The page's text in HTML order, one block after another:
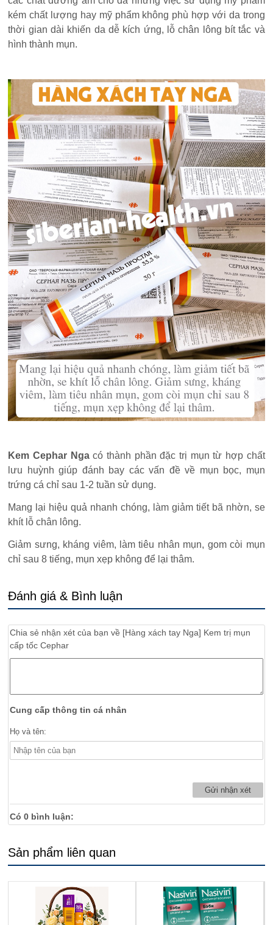
kém chất lượng hay mỹ phẩm không phù hợp với da trong
thời gian dài khiến da dễ kích ứng, lỗ chân lông bít tắc và
hình thành mụn.
Kem Cephar Ngacó thành phần đặc trị mụn từ hợp chất
lưu huỳnh giúp đánh bay các vấn đề về mụn bọc, mụn
trứng cá chỉ sau 1-2 tuần sử dụng.
Mang lại hiệu quả nhanh chóng, làm giảm tiết bã nhờn, se
khít lỗ chân lông.
Giảm sưng, kháng viêm, làm tiêu nhân mụn, gom còi mụn
chỉ sau 8 tiếng, mụn xẹp không để lại thâm.
Đánh giá & Bình luận
Chia sẻ nhận xét của bạn về [Hàng xách tay Nga] Kem trị mụn
cấp tốc Cephar
Cung cấp thông tin cá nhân
Họ và tên:
Có0 bình luận:
Sản phẩm liên quan